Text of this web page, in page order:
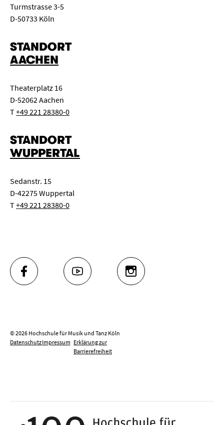
Turmstrasse 3-5
D-50733 Köln
STANDORT
AACHEN
Theaterplatz 16
D-52062 Aachen
T+49 221 28380-0
STANDORT
WUPPERTAL
Sedanstr. 15
D-42275 Wuppertal
T+49 221 28380-0
FACEBOOK YOUTUBE INSTAGRAM
© 2026 Hochschule für Musik und Tanz Köln
DatenschutzImpressum Erklärung zur
Barrierefreiheit